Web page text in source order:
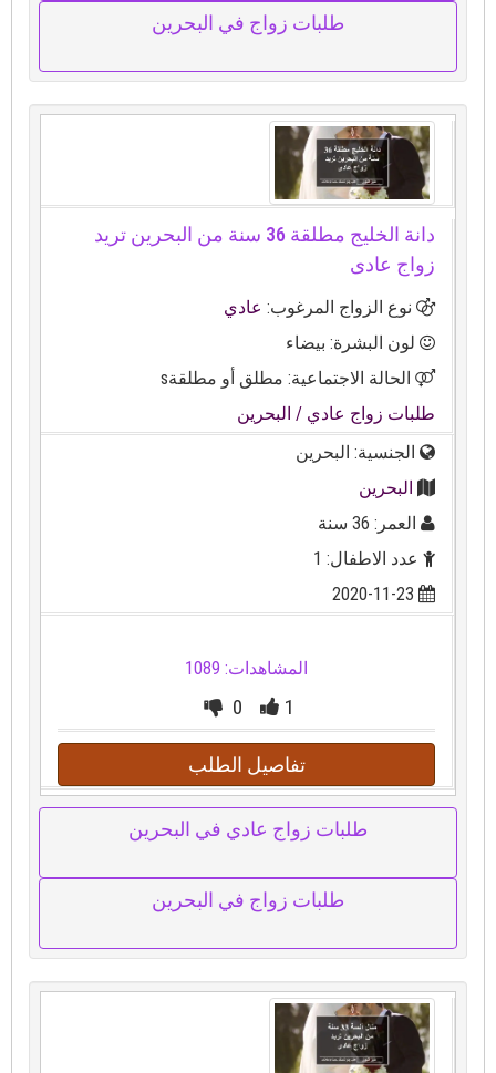
طلبات زواج في البحرين
دانة الخليج مطلقة 36 سنة من البحرين تريد
زواج عادى
نوع الزواج المرغوب:عادي
لون البشرة: بيضاء
الحالة الاجتماعية: مطلق أو مطلقةs
طلبات زواج عادي/ البحرين
الجنسية: البحرين
البحرين
العمر: 36 سنة
عدد الاطفال: 1
2020-11-23
المشاهدات: 1089
1
0
تفاصيل الطلب
طلبات زواج عادي في البحرين
طلبات زواج في البحرين